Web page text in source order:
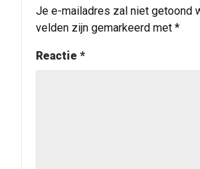
Je e-mailadres zal niet getoond
velden zijn gemarkeerd met *
Reactie *